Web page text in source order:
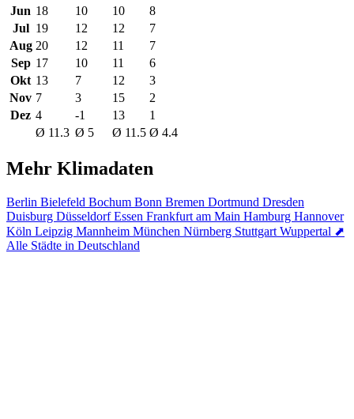
Jun 18 10 10
8
Jul 19 12 12
7
Aug 20 12 11
7
Sep 17 10 11
6
Okt 13 7 12
3
Nov 7 3 15
2
Dez 4 -1 13
1
Ø 11.3 Ø 5 Ø 11.5 Ø 4.4
Mehr Klimadaten
Berlin Bielefeld Bochum Bonn Bremen Dortmund Dresden
Duisburg DüsseldorfEssen Frankfurt am Main Hamburg Hannover
Köln Leipzig Mannheim München Nürnberg Stuttgart Wuppertal ⬈
Alle Städte in Deutschland